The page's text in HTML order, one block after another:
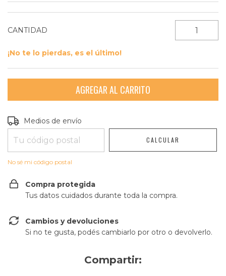
CANTIDAD
¡No te lo pierdas, es el último!
Entregas para el CP:
Medios de envío
CALCULAR
No sé mi código postal
Compra protegida
Tus datos cuidados durante toda la compra.
Cambios y devoluciones
Si no te gusta, podés cambiarlo por otro o devolverlo.
Compartir: